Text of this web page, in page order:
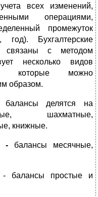
всех изменений,
операциями,
промежуток
Бухгалтерские
связаны с методом
несколько видов
которые можно
образом.
балансы делятся на
шахматные,
книжные.
- балансы месячные,
- балансы простые и